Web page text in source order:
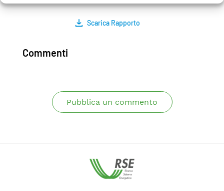
Scarica Rapporto
Commenti
Pubblica un commento